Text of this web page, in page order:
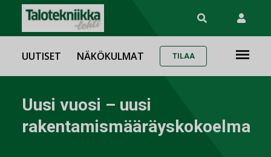
UUTISET NÄKÖKULMAT TILAA
Uusi vuosi – uusi
rakentamismääräyskokoelma